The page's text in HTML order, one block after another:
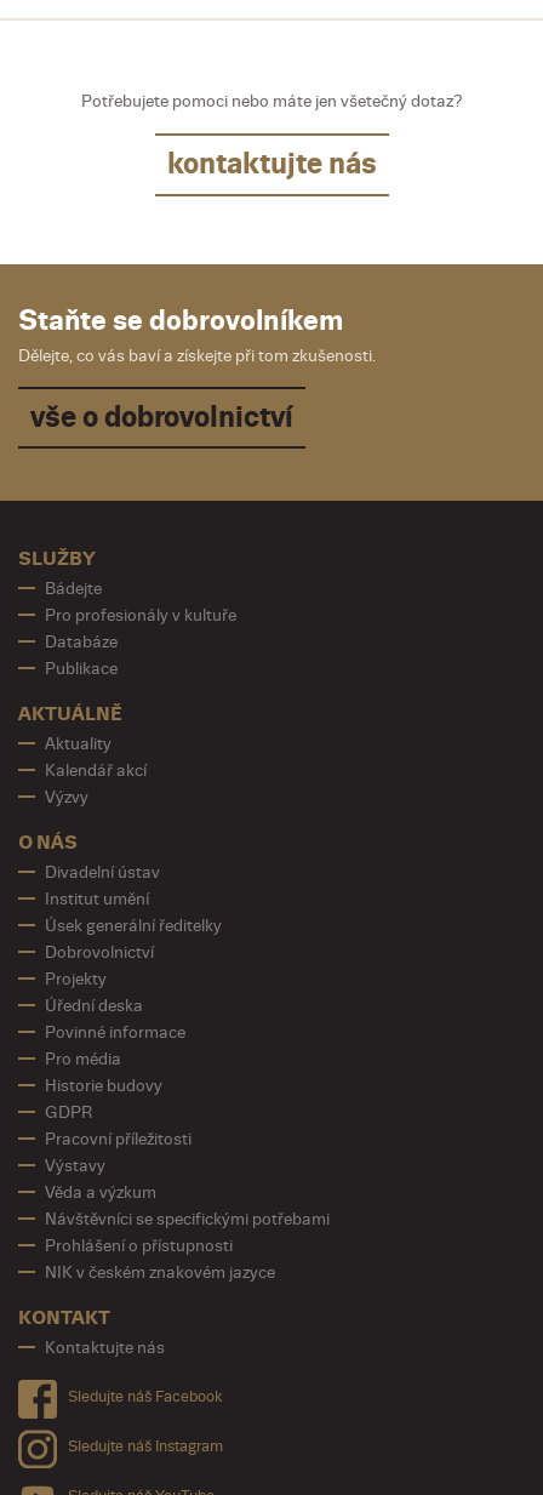
Potřebujete pomoci nebo máte jen všetečný dotaz?
kontaktujte nás
Staňte se dobrovolníkem
Dělejte, co vás baví a získejte při tom zkušenosti.
vše o dobrovolnictví
SLUŽBY
Bádejte
Pro profesionály v kultuře
Databáze
Publikace
AKTUÁLNĚ
Aktuality
Kalendář akcí
Výzvy
O NÁS
Divadelní ústav
Institut umění
Úsek generální ředitelky
Dobrovolnictví
Projekty
Úřední deska
Povinné informace
Pro média
Historie budovy
GDPR
Pracovní příležitosti
Výstavy
Věda a výzkum
Návštěvníci se specifickými potřebami
Prohlášení o přístupnosti
NIK v českém znakovém jazyce
KONTAKT
Kontaktujte nás
Sledujte náš Facebook
Sledujte náš Instagram